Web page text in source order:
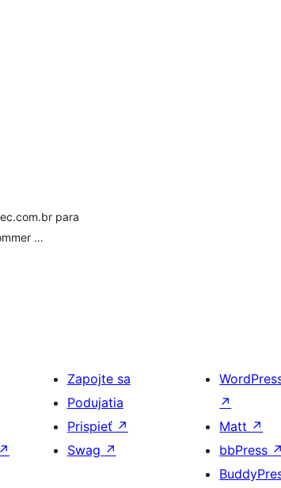
para
…
↗
Zapojte sa
Podujatia
Prispieť ↗
Swag ↗
↗
Matt ↗
bbPress ↗